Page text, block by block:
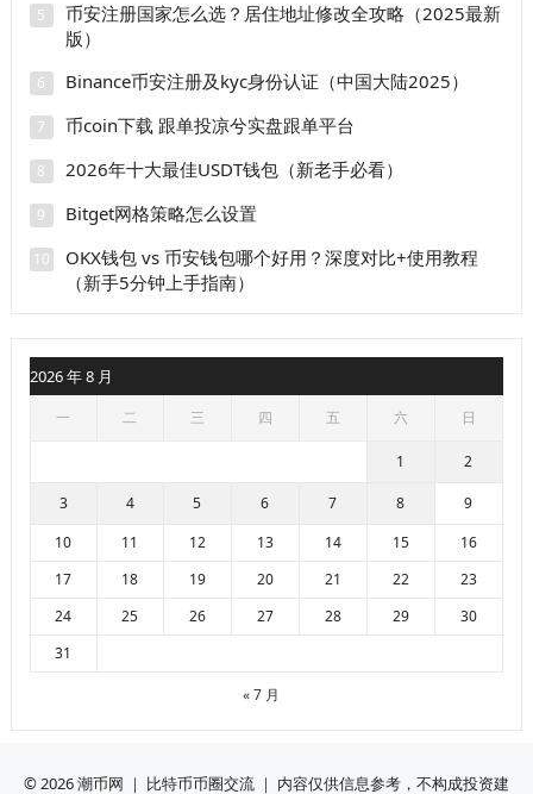
5
币安注册国家怎么选？居住地址修改全攻略（2025最新
版）
6 Binance币安注册及kyc身份认证（中国大陆2025）
7 币coin下载 跟单投凉兮实盘跟单平台
8 2026年十大最佳USDT钱包（新老手必看）
9 Bitget网格策略怎么设置
10
OKX钱包 vs 币安钱包哪个好用？深度对比+使用教程
（新手5分钟上手指南）
2026 年 8 月
一 二 三 四 五 六 日
1 2
3 4 5 6 7 8
9
10
11 12 13 14 15
16
17
18 19 20 21 22
23
24
25 26 27 28 29
30
31
« 7 月
© 2026潮币网 ｜ 比特币币圈交流 ｜ 内容仅供信息参考，不构成投资建